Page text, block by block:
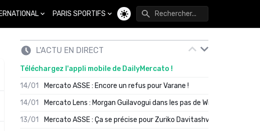
PARIS SPORTIFS
Changer de thème
L'ACTU EN DIRECT
Téléchargez l'appli mobile de DailyMercato !
14/01
Mercato ASSE : Encore un refus pour Varane !
14/01
Mercato Lens : Morgan Guilavogui dans les pas de Will Still ?
13/01
Mercato ASSE : Ça se précise pour Zuriko Davitashvili